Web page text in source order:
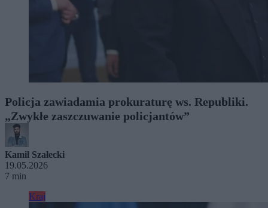
Policja zawiadamia prokuraturę ws. Republiki.
„Zwykłe zaszczuwanie policjantów”
Kamil Szałecki
19.05.2026
7 min
Kraj